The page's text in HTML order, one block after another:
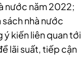
nước năm 2022;
nhà nước
kiến liên quan tới
lãi suất, tiếp cận